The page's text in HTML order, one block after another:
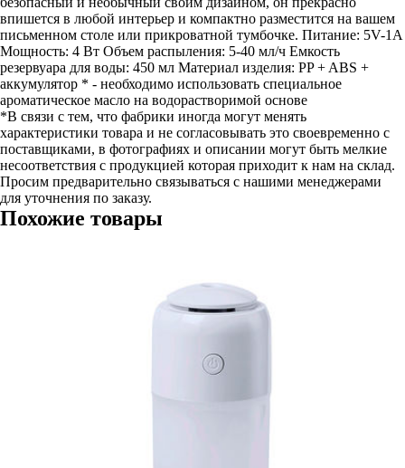
впишется в любой интерьер и компактно разместится на вашем
письменном столе или прикроватной тумбочке. Питание: 5V-1A
Мощность: 4 Вт Объем распыления: 5-40 мл/ч Емкость
резервуара для воды: 450 мл Материал изделия: PP + ABS +
аккумулятор * - необходимо использовать специальное
ароматическое масло на водорастворимой основе
*В связи с тем, что фабрики иногда могут менять
характеристики товара и не согласовывать это своевременно с
поставщиками, в фотографиях и описании могут быть мелкие
несоответствия с продукцией которая приходит к нам на склад.
Просим предварительно связываться с нашими менеджерами
для уточнения по заказу.
Похожие товары